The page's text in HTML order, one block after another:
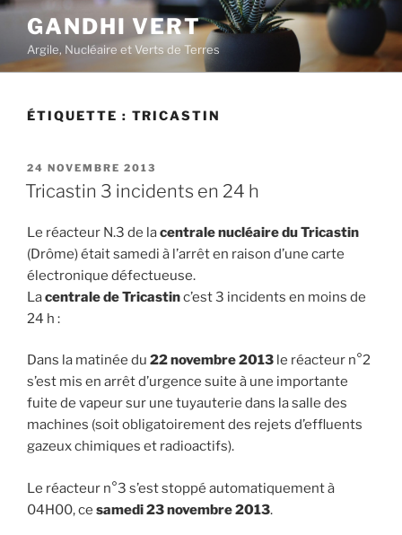
Aller
contenu
principal
GANDHI VERT
Argile, Nucléaire et Verts de Terres
ÉTIQUETTE : TRICASTIN
PUBLIÉ
LE
24 NOVEMBRE 2013
Tricastin 3 incidents en 24 h
Le réacteur N.3 de lacentrale nucléaire du Tricastin
(Drôme) était samedi à l’arrêt en raison d’une carte
électronique défectueuse.
Lacentrale de Tricastinc’est 3 incidents en moins de
24 h :
Dans la matinée du 22 novembre 2013 le réacteur n°2
s’est mis en arrêt d’urgence suite à une importante
fuite de vapeur sur une tuyauterie dans la salle des
machines (soit obligatoirement des rejets d’effluents
gazeux chimiques et radioactifs).
Le réacteur n°3 s’est stoppé automatiquement à
04H00, ce samedi 23 novembre 2013.